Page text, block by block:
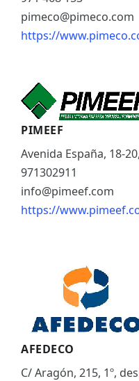
pimeco@pimeco.com
https://
PIMEEF
Avenida España, 18-
971302911
info@pimeef.com
https://
AFEDECO
C/ Aragón, 215, 1º,